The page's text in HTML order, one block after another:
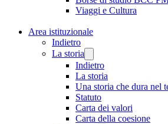
Viaggi e Cultura
Area istituzionale
Indietro
La storia
Indietro
La storia
Una storia che dura nel
Statuto
Carta dei valori
Carta della coesione